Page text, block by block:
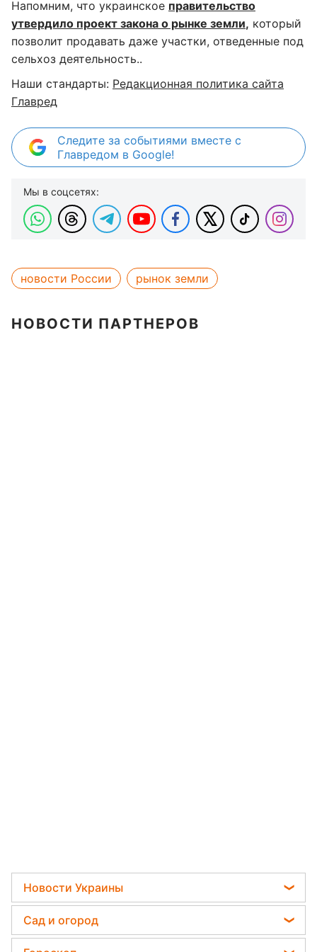
Напомним, что украинское правительство
утвердило проект закона о рынке земли, который
позволит продавать даже участки, отведенные под
сельхоз деятельность..
Наши стандарты: Редакционная политика сайта
Главред
Следите за событиями вместе с
Главредом в Google!
Мы в соцсетях:
новости России рынок земли
НОВОСТИ ПАРТНЕРОВ
Новости Украины
Пенсии в Украине
Мобилизация
Сад и огород
Садовод назвал самое эффективное средство